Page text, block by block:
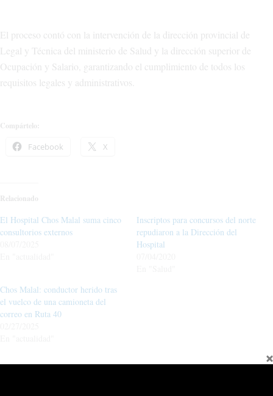
El proceso contó con la intervención de la dirección provincial de
Legal y Técnica del ministerio de Salud y la dirección superior de
Ocupación y Salario, garantizando el cumplimiento de todos los
requisitos legales y administrativos.
Compártelo:
Facebook X
Relacionado
El Hospital Chos Malal suma cinco
consultorios externos
Inscriptos para concursos del norte
repudiaron a la Dirección del
Hospital
Chos Malal: conductor herido tras
el vuelco de una camioneta del
correo en Ruta 40